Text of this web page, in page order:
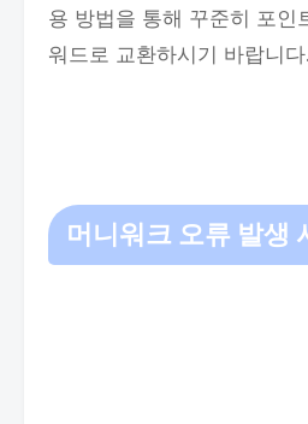
용 방법을 통해 꾸준히 포인
워드로 교환하시기 바랍니다.
머니워크 오류 발생